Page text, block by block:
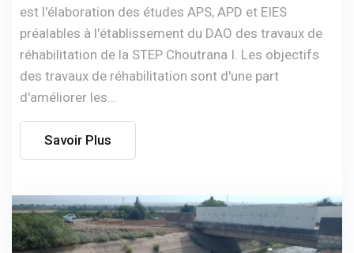
est l'élaboration des études APS, APD et EIES
préalables à l'établissement du DAO des travaux de
réhabilitation de la STEP Choutrana I. Les objectifs
des travaux de réhabilitation sont d'une part
d'améliorer les...
Savoir Plus